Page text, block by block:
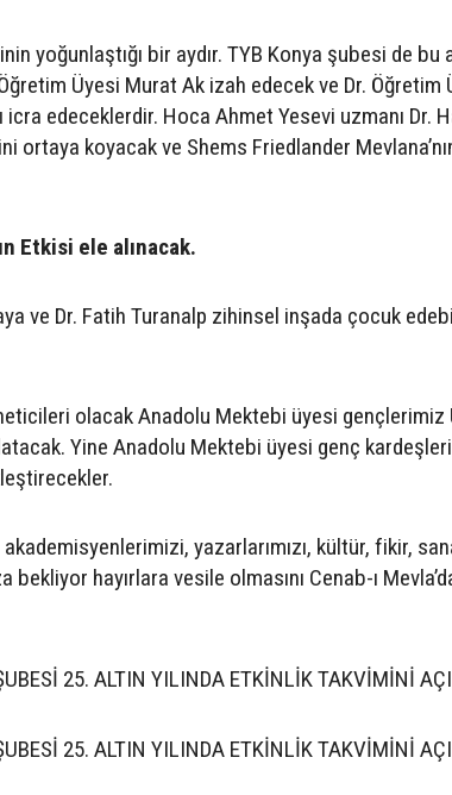
yoğunlaştığı bir aydır. TYB Konya şubesi de bu
Üyesi Murat Ak izah edecek ve Dr. Öğretim
icra edeceklerdir. Hoca Ahmet Yesevi uzmanı Dr.
ortaya koyacak ve Shems Friedlander
Etkisi ele alınacak.
ve Dr. Fatih Turanalp zihinsel inşada çocuk
olacak Anadolu Mektebi üyesi gençlerimiz
Yine Anadolu Mektebi üyesi genç
akademisyenlerimizi, yazarlarımızı, kültür, fikir,
bekliyor hayırlara vesile olmasını Cenab-ı